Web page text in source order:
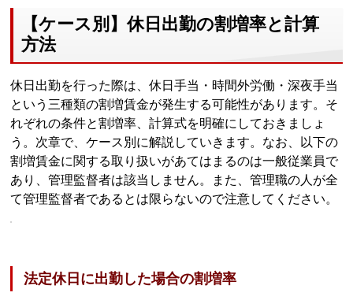
【ケース別】休日出勤の割増率と計算
方法
休日出勤を行った際は、休日手当・時間外労働・深夜手当
という三種類の割増賃金が発生する可能性があります。そ
れぞれの条件と割増率、計算式を明確にしておきましょ
う。次章で、ケース別に解説していきます。なお、以下の
割増賃金に関する取り扱いがあてはまるのは一般従業員で
あり、管理監督者は該当しません。また、管理職の人が全
て管理監督者であるとは限らないので注意してください。
法定休日に出勤した場合の割増率